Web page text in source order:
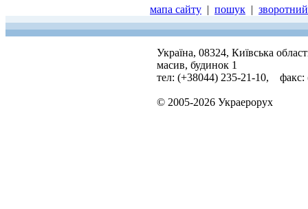
мапа сайту | пошук |
Україна, 08324, Київська
масив, будинок 1
тел: (+38044) 235-21-10, факс:
© 2005-2026 Украерорух